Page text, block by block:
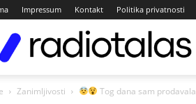
Impressum Kontakt Politika privatnosti
Zanimljivosti Tog dana sam